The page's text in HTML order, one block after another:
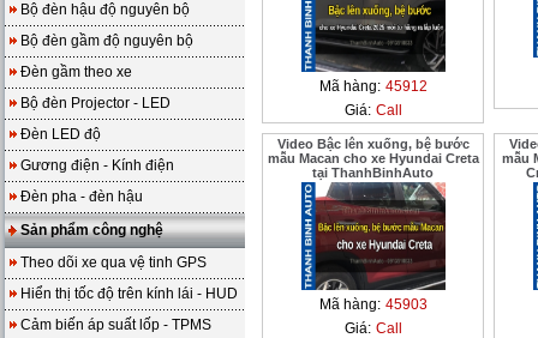
Bộ đèn hậu độ nguyên bộ
Bộ đèn gầm độ nguyên bộ
Đèn gầm theo xe
Bộ đèn Projector - LED
Đèn LED độ
Gương điện - Kính điện
Đèn pha - đèn hậu
Sản phẩm công nghệ
Theo dõi xe qua vệ tinh GPS
Hiển thị tốc độ trên kính lái - HUD
Cảm biến áp suất lốp - TPMS
Mã hàng: 45912
Giá: Call
Video Bậc lên xuống, bệ bước
mẫu Macan cho xe Hyundai Creta
tại ThanhBinhAuto
Mã hàng: 45903
Giá: Call
mẫu